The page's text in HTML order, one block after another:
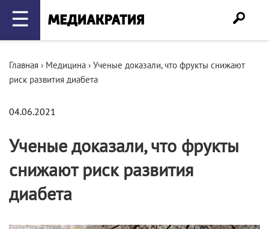
☰
Главная › Медицина › Ученые доказали, что фрукты снижают
риск развития диабета
04.06.2021
Ученые доказали, что фрукты
снижают риск развития
диабета